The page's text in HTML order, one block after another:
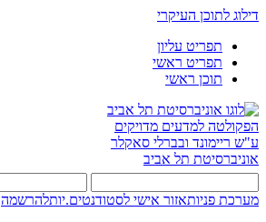
דילוג לתוכן העיקרי
תפריט עליון
תפריט ראשי
תוכן ראשי
הפקולטה למדעים מדויקים
ע"ש ריימונד ובברלי סאקלר
אוניברסיטת תל אביב
מערכת פניותאזור אישי לסטודנטים.יותלהרשמה